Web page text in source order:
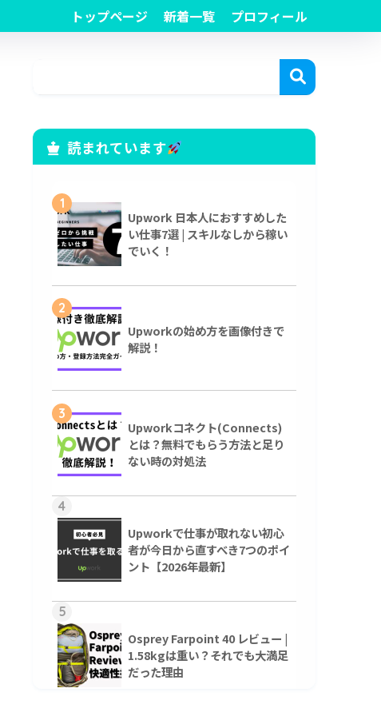
トップページ 新着一覧 プロフィール
読まれています
1
Upwork 日本人におすすめした
い仕事7選 | スキルなしから稼い
でいく！
2
Upworkの始め方を画像付きで
解説！
3
Upworkコネクト(Connects)
とは？無料でもらう方法と足り
ない時の対処法
4
Upworkで仕事が取れない初心
者が今日から直すべき7つのポイ
ント【2026年最新】
5
Osprey Farpoint 40 レビュー |
1.58kgは重い？それでも大満足
だった理由